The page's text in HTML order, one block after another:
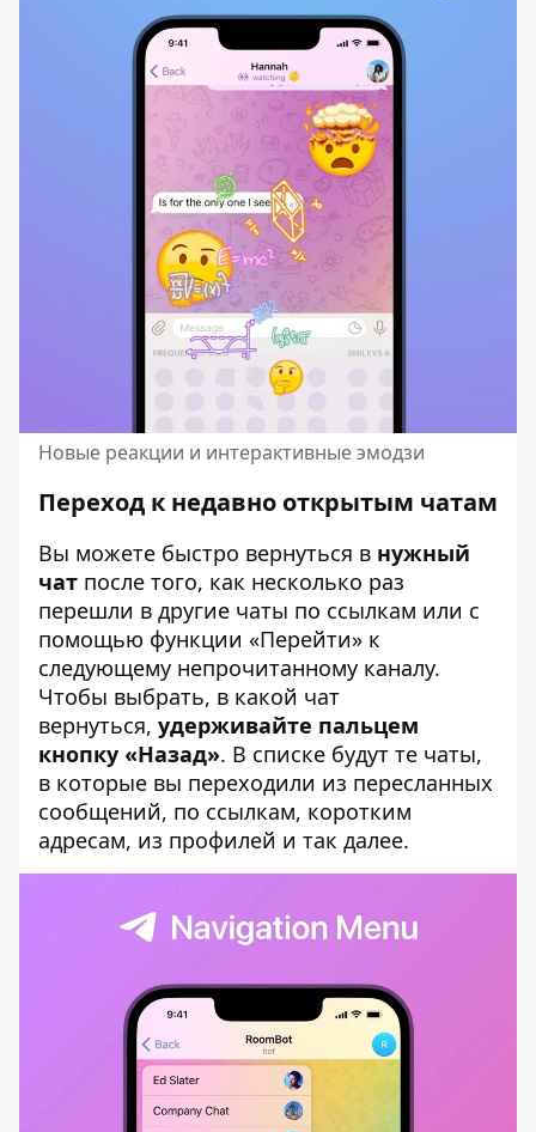
Новые реакции и интерактивные эмодзи
Переход к недавно открытым чатам
Вы можете быстро вернуться в нужный
чат после того, как несколько раз
перешли в другие чаты по ссылкам или с
помощью функции «Перейти» к
следующему непрочитанному каналу.
Чтобы выбрать, в какой чат
вернуться, удерживайте пальцем
кнопку «Назад». В списке будут те чаты,
в которые вы переходили из пересланных
сообщений, по ссылкам, коротким
адресам, из профилей и так далее.